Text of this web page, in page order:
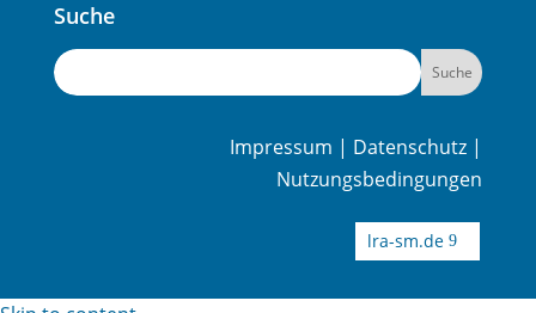
Suche
Impressum | Datenschutz |
Nutzungsbedingungen
lra-sm.de